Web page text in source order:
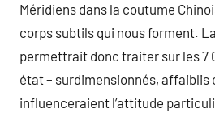
Méridiens dans la coutume
corps subtils qui nous forment.
permettrait donc traiter sur les 7
état – surdimensionnés, affaiblis
influenceraient l’attitude